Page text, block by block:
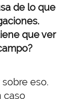
de lo que
que ver
?
eso.
caso